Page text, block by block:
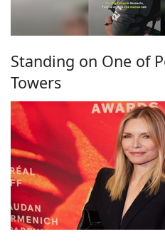
Standing on One of
Towers